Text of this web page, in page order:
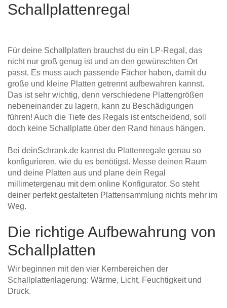
Schallplattenregal
Für deine Schallplatten brauchst du ein LP-Regal, das
nicht nur groß genug ist und an den gewünschten Ort
passt. Es muss auch passende Fächer haben, damit du
große und kleine Platten getrennt aufbewahren kannst.
Das ist sehr wichtig, denn verschiedene Plattengrößen
nebeneinander zu lagern, kann zu Beschädigungen
führen! Auch die Tiefe des Regals ist entscheidend, soll
doch keine Schallplatte über den Rand hinaus hängen.
Bei deinSchrank.de kannst du Plattenregale genau so
konfigurieren, wie du es benötigst. Messe deinen Raum
und deine Platten aus und plane dein Regal
millimetergenau mit dem online Konfigurator. So steht
deiner perfekt gestalteten Plattensammlung nichts mehr im
Weg.
Die richtige Aufbewahrung von
Schallplatten
Wir beginnen mit den vier Kernbereichen der
Schallplattenlagerung: Wärme, Licht, Feuchtigkeit und
Druck.